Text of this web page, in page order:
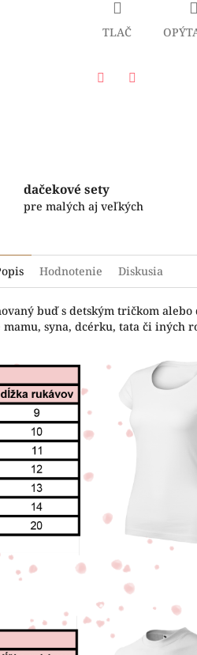
TLAČ
dačekové sety
pre malých aj veľkých
Hodnotenie Diskusia
buď s detským tričkom alebo
mamu, syna, dcérku, tata či